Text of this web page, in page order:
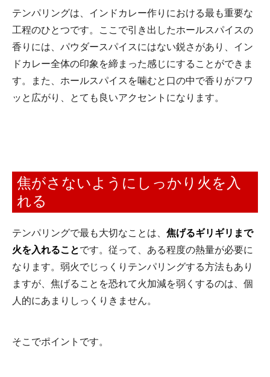
テンパリングは、インドカレー作りにおける最も重要な
工程のひとつです。ここで引き出したホールスパイスの
香りには、パウダースパイスにはない鋭さがあり、イン
ドカレー全体の印象を締まった感じにすることができま
す。また、ホールスパイスを噛むと口の中で香りがフワ
ッと広がり、とても良いアクセントになります。
焦がさないようにしっかり火を入
れる
テンパリングで最も大切なことは、 焦げるギリギリまで
火を入れることです。従って、ある程度の熱量が必要に
なります。弱火でじっくりテンパリングする方法もあり
ますが、焦げることを恐れて火加減を弱くするのは、個
人的にあまりしっくりきません。
そこでポイントです。